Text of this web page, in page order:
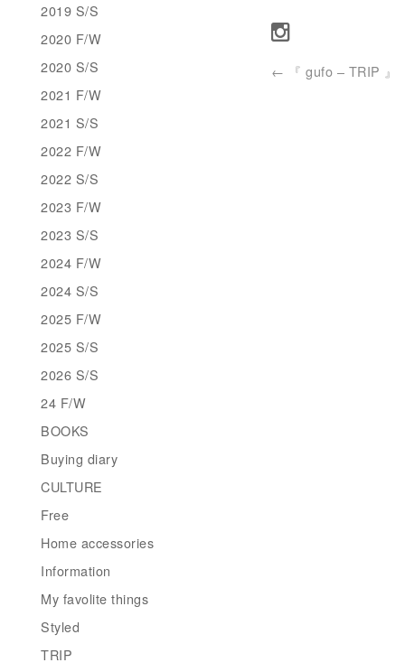
← 『 gufo – TRIP 』
2019 S/S
2020 F/W
2020 S/S
2021 F/W
2021 S/S
2022 F/W
2022 S/S
2023 F/W
2023 S/S
2024 F/W
2024 S/S
2025 F/W
2025 S/S
2026 S/S
24 F/W
BOOKS
Buying diary
CULTURE
Free
Home accessories
Information
My favolite things
Styled
TRIP